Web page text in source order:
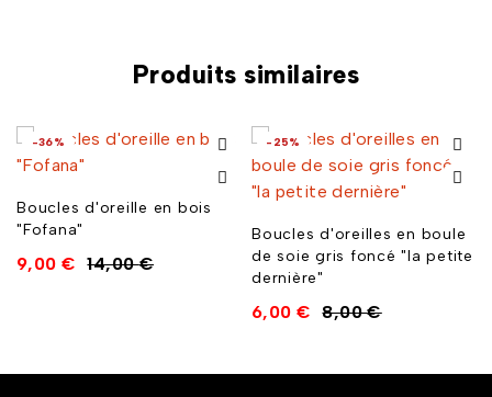
Produits similaires
-36%
Boucles d'oreille en bois
"Fofana"
14,00€
9,00 €
-25%
Boucles d'oreilles en boule
de soie gris foncé "la petite
dernière"
8,00€
6,00 €